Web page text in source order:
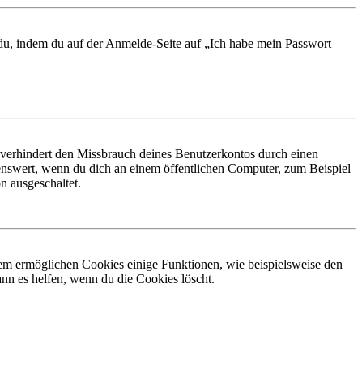
indem du auf der Anmelde-Seite auf „Ich habe mein Passwort
den Missbrauch deines Benutzerkontos durch einen
wenn du dich an einem öffentlichen Computer, zum Beispiel
ausgeschaltet.
ermöglichen Cookies einige Funktionen, wie beispielsweise den
es helfen, wenn du die Cookies löscht.